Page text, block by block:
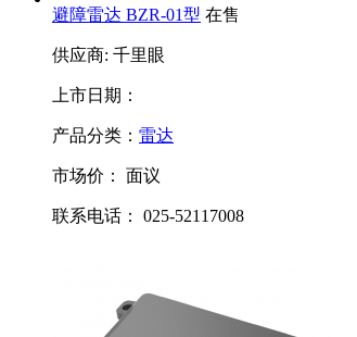
避障雷达 BZR-01型 在售
供应商: 千里眼
上市日期：
产品分类： 雷达
市场价： 面议
联系电话： 025-52117008